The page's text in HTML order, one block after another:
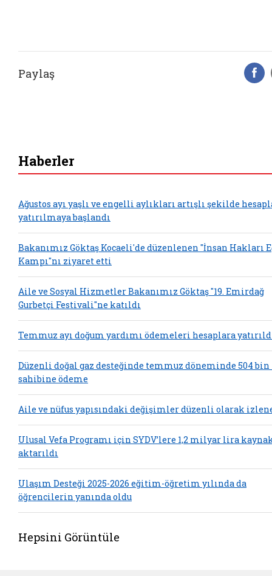
Paylaş
Haberler
Ağustos ayı yaşlı ve engelli aylıkları artışlı şekilde
yatırılmaya başlandı
Bakanımız Göktaş Kocaeli'de düzenlenen "İnsan Hakları
Kampı"nı ziyaret etti
Aile ve Sosyal Hizmetler Bakanımız Göktaş "19. Emirdağ
Gurbetçi Festivali"ne katıldı
Temmuz ayı doğum yardımı ödemeleri hesaplara
Düzenli doğal gaz desteğinde temmuz döneminde 504
sahibine ödeme
Aile ve nüfus yapısındaki değişimler düzenli olarak
Ulusal Vefa Programı için SYDV’lere 1,2 milyar lira
aktarıldı
Ulaşım Desteği 2025-2026 eğitim-öğretim yılında da
öğrencilerin yanında oldu
Hepsini Görüntüle